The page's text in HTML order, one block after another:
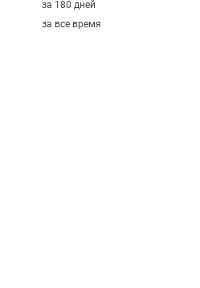
за 180 дней
за все время